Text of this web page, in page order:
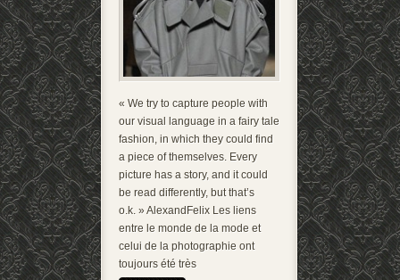
« We try to capture people with
our visual language in a fairy tale
fashion, in which they could find
a piece of themselves. Every
picture has a story, and it could
be read differently, but that’s
o.k. » AlexandFelix Les liens
entre le monde de la mode et
celui de la photographie ont
toujours été très